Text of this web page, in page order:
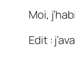
Moi,
Edit :